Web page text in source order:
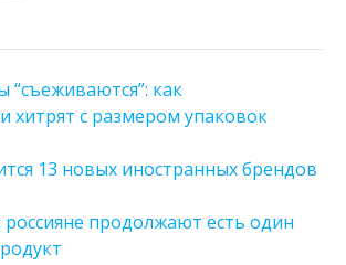
как
хитрят с размером упаковок
13 новых иностранных брендов
россияне продолжают есть один